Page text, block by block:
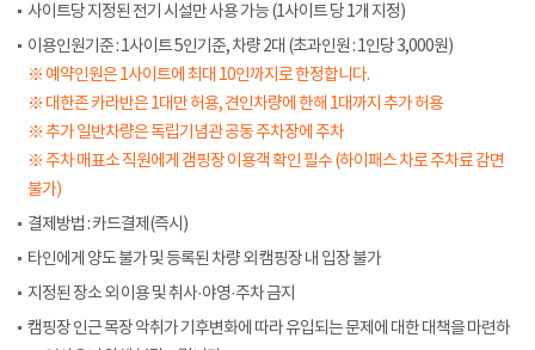
사이트당 지정된 전기 시설만 사용 가능 (1사이트 당 1개 지정)
이용인원기준 : 1사이트 5인기준, 차량 2대 (초과인원 : 1인당 3,000원)
※ 예약인원은 1사이트에 최대 10인까지로 한정합니다.
※ 대한존 카라반은 1대만 허용, 견인차량에 한해 1대까지 추가 허용
※ 추가 일반차량은 독립기념관 공동 주차장에 주차
※ 주차 매표소 직원에게 갬핑장 이용객 확인 필수 (하이패스 차로 주차료 감면
불가)
결제방법 : 카드결제(즉시)
타인에게 양도 불가 및 등록된 차량 외 캠핑장 내 입장 불가
지정된 장소 외 이용 및 취사·야영·주차 금지
캠핑장 인근 목장 악취가 기후변화에 따라 유입되는 문제에 대한 대책을 마련하